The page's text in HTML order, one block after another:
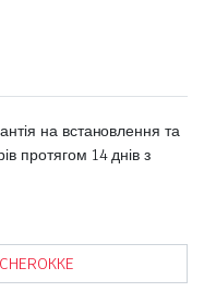
на встановлення та
протягом 14 днів з